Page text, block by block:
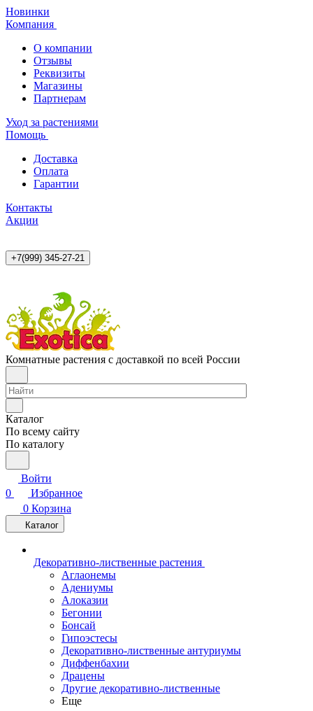
Новинки
Компания
О компании
Отзывы
Реквизиты
Магазины
Партнерам
Уход за растениями
Помощь
Доставка
Оплата
Гарантии
Контакты
Акции
+7(999) 345-27-21
Комнатные растения с доставкой по всей России
Каталог
По всему сайту
По каталогу
Войти
0
Избранное
0 Корзина
Каталог
Декоративно-лиственные растения
Аглаонемы
Адениумы
Алоказии
Бегонии
Бонсай
Гипоэстесы
Декоративно-лиственные антуриумы
Диффенбахии
Драцены
Другие декоративно-лиственные
Еще